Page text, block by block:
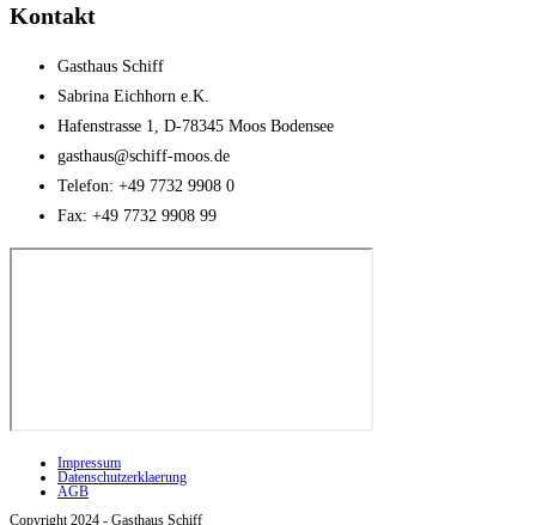
Kontakt
Gasthaus Schiff
Sabrina Eichhorn e.K.
Hafenstrasse 1, D-78345 Moos Bodensee
gasthaus@schiff-moos.de
Telefon: +49 7732 9908 0
Fax: +49 7732 9908 99
Impressum
Datenschutzerklaerung
AGB
Copyright 2024 - Gasthaus Schiff